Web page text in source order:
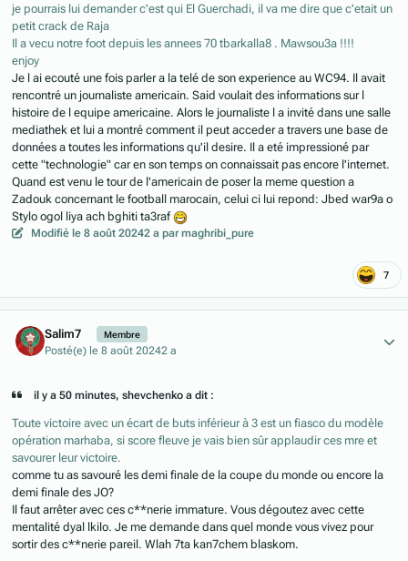
je pourrais lui demander c'est qui El Guerchadi, il va me dire que c'etait un
petit crack de Raja
Il a vecu notre foot depuis les annees 70 tbarkalla8 . Mawsou3a !!!!
enjoy
Je l ai ecouté une fois parler a la telé de son experience au WC94. Il avait
rencontré un journaliste americain. Said voulait des informations sur l
histoire de l equipe americaine. Alors le journaliste l a invité dans une salle
mediathek et lui a montré comment il peut acceder a travers une base de
données a toutes les informations qu'il desire. Il a eté impressioné par
cette "technologie" car en son temps on connaissait pas encore l'internet.
Quand est venu le tour de l'americain de poser la meme question a
Zadouk concernant le football marocain, celui ci lui repond: Jbed war9a o
Stylo ogol liya ach bghiti ta3raf
Modifié le 8 août 20242 a par maghribi_pure
7
Salim7 Membre
Posté(e) le 8 août 20242 a
il y a 50 minutes, shevchenko a dit :
Toute victoire avec un écart de buts inférieur à 3 est un fiasco du modèle
opération marhaba, si score fleuve je vais bien sûr applaudir ces mre et
savourer leur victoire.
comme tu as savouré les demi finale de la coupe du monde ou encore la
demi finale des JO?
Il faut arrêter avec ces c**nerie immature. Vous dégoutez avec cette
mentalité dyal lkilo. Je me demande dans quel monde vous vivez pour
sortir des c**nerie pareil. Wlah 7ta kan7chem blaskom.